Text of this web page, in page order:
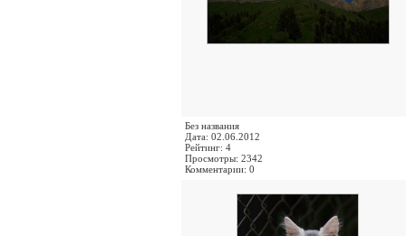
Без названия
Дата: 02.06.2012
Рейтинг: 4
Просмотры: 2342
Комментарии: 0